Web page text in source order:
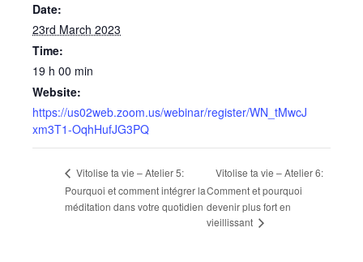
Date:
23rd March 2023
Time:
19 h 00 min
Website:
https://us02web.zoom.us/webinar/register/WN_tMwcJ
xm3T1-OqhHufJG3PQ
Vitolise ta vie – Atelier 5:
Pourquoi et comment intégrer la
méditation dans votre quotidien
Vitolise ta vie – Atelier 6:
Comment et pourquoi
devenir plus fort en
vieillissant